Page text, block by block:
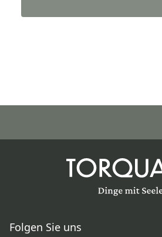
Folgen Sie uns